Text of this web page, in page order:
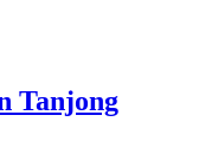
Tanjong